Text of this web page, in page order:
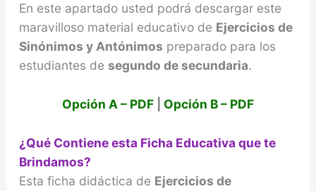
En este apartado usted podrá descargar este
maravilloso material educativo de Ejercicios de
Sinónimos y Antónimos preparado para los
estudiantes de segundo de secundaria.
Opción A – PDF Opción B – PDF
¿Qué Contiene esta Ficha Educativa que te
Brindamos?
Esta ficha didáctica de Ejercicios de